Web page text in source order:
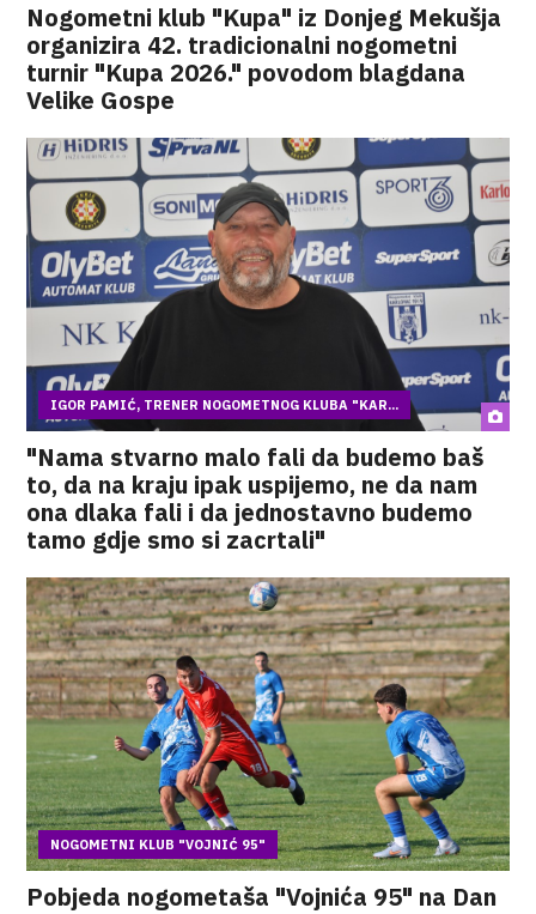
Nogometni klub "Kupa" iz Donjeg Mekušja
organizira 42. tradicionalni nogometni
turnir "Kupa 2026." povodom blagdana
Velike Gospe
IGOR PAMIĆ, TRENER NOGOMETNOG KLUBA "KAR...
"Nama stvarno malo fali da budemo baš
to, da na kraju ipak uspijemo, ne da nam
ona dlaka fali i da jednostavno budemo
tamo gdje smo si zacrtali"
NOGOMETNI KLUB "VOJNIĆ 95"
Pobjeda nogometaša "Vojnića 95" na Dan